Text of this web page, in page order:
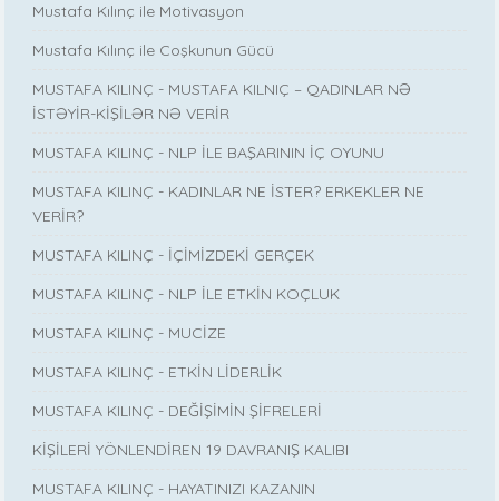
Mustafa Kılınç ile Motivasyon
Mustafa Kılınç ile Coşkunun Gücü
MUSTAFA KILINÇ - MUSTAFA KILNIÇ – QADINLAR NƏ
İSTƏYİR-KİŞİLƏR NƏ VERİR
MUSTAFA KILINÇ - NLP İLE BAŞARININ İÇ OYUNU
MUSTAFA KILINÇ - KADINLAR NE İSTER? ERKEKLER NE
VERİR?
MUSTAFA KILINÇ - İÇİMİZDEKİ GERÇEK
MUSTAFA KILINÇ - NLP İLE ETKİN KOÇLUK
MUSTAFA KILINÇ - MUCİZE
MUSTAFA KILINÇ - ETKİN LİDERLİK
MUSTAFA KILINÇ - DEĞİŞİMİN ŞİFRELERİ
KİŞİLERİ YÖNLENDİREN 19 DAVRANIŞ KALIBI
MUSTAFA KILINÇ - HAYATINIZI KAZANIN